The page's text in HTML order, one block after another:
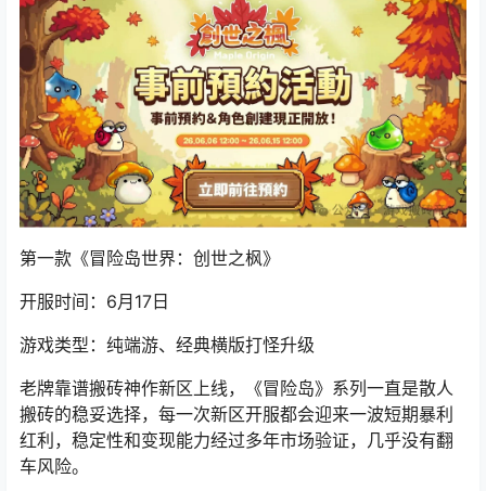
第一款《冒险岛世界：创世之枫》
开服时间：6月17日
游戏类型：纯端游、经典横版打怪升级
老牌靠谱搬砖神作新区上线，《冒险岛》系列一直是散人
搬砖的稳妥选择，每一次新区开服都会迎来一波短期暴利
红利，稳定性和变现能力经过多年市场验证，几乎没有翻
车风险。